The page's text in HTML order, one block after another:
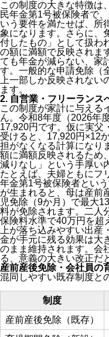
この制度の大きな特徴は
民年金第1号被保険者で
いう要件を満たせば、所
象になります。さらに、
付したもの」として扱わ
の額に満額で反映されま
ても年金が減らない、家
す。一般的な申請免除（
上一部しか反映されない
ます。
2. 自営業・フリーランス
この制度が家計に与える
ん。令和8年度（2026年
17,920円です。仮に実父
受けると、17,920円×12
担がなくなる計算になり
額に満額反映されるため
減りなし」という手厚い
たとえば、夫婦ともにフ
年金第1号被保険者とい
が生まれると、母は産前
児免除（9か月）で最大
料が免除されます。二人
保険料水準で40万円を超
上が落ち込みやすい出
金が手元に残る効果は大
のまま維持されます。会
る、意義の大きい改正だ
産前産後免除・会社員の
混同しやすい既存制度と
制度
産前産後免除（既存）